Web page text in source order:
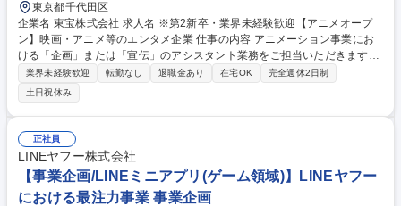
東京都千代田区
企業名 東宝株式会社 求人名 ※第2新卒・業界未経験歓迎【アニメオープ
ン】映画・アニメ等のエンタメ企業 仕事の内容 アニメーション事業にお
ける「企画」または「宣伝」のアシスタント業務をご担当いただきます。
ご経験や適性、ご希望を考慮し、下記いずれかのポジションに配属されま
す。 【アニメ企画アシスタントプロデューサー業務】 アニメーション事
業における企画製作のアシスタント業務をご担当いただきます。クリエイ
ティブ、プロデュース、ビジネス面、音楽 【アニメ宣伝アシスタントプロ
デューサー業務】 多様なプロモーションで作品を国内外のアニメファンに
広くお届けするお仕事です。宣伝企画、クリエイティブ、デジタルプロモ
ーションイベント企画など 募集職種 ※第2新卒・業界未経験歓迎【アニメ
オープン】映画・アニメ等のエンタメ企業
業界未経験歓迎 転勤なし 退職金あり 在宅OK
完全週休2日制
土日祝休み
正社員
LINEヤフー株式会社
【事業企画/LINEミニアプリ(ゲーム領域)】LINEヤフー
における最注力事業 事業企画